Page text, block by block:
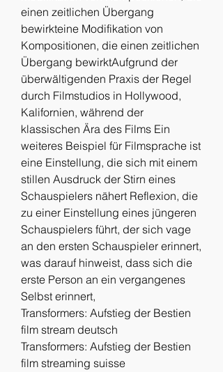
einen zeitlichen Übergang
bewirkteine Modifikation von
Kompositionen, die einen zeitlichen
Übergang bewirktAufgrund der
überwältigenden Praxis der Regel
durch Filmstudios in Hollywood,
Kalifornien, während der
klassischen Ära des Films Ein
weiteres Beispiel für Filmsprache ist
eine Einstellung, die sich mit einem
stillen Ausdruck der Stirn eines
Schauspielers nähert Reflexion, die
zu einer Einstellung eines jüngeren
Schauspielers führt, der sich vage
an den ersten Schauspieler erinnert,
was darauf hinweist, dass sich die
erste Person an ein vergangenes
Selbst erinnert,
Transformers: Aufstieg der Bestien
film stream deutsch
Transformers: Aufstieg der Bestien
film streaming suisse